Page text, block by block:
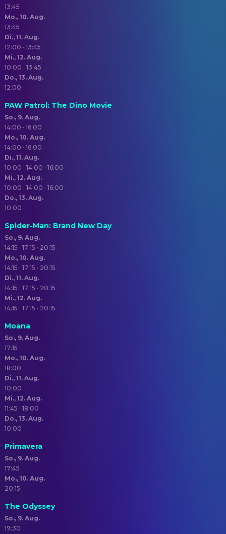
13:45
Mo., 10. Aug.
13:45
Di., 11. Aug.
12:00 · 13:45
Mi., 12. Aug.
10:00 · 13:45
Do., 13. Aug.
12:00
PAW Patrol: The Dino Movie
So., 9. Aug.
14:00 · 16:00
Mo., 10. Aug.
14:00 · 16:00
Di., 11. Aug.
10:00 · 14:00 · 16:00
Mi., 12. Aug.
10:00 · 14:00 · 16:00
Do., 13. Aug.
10:00
Spider-Man: Brand New Day
So., 9. Aug.
14:15 · 17:15 · 20:15
Mo., 10. Aug.
14:15 · 17:15 · 20:15
Di., 11. Aug.
14:15 · 17:15 · 20:15
Mi., 12. Aug.
14:15 · 17:15 · 20:15
Moana
So., 9. Aug.
17:15
Mo., 10. Aug.
18:00
Di., 11. Aug.
10:00
Mi., 12. Aug.
11:45 · 18:00
Do., 13. Aug.
10:00
Primavera
So., 9. Aug.
17:45
Mo., 10. Aug.
20:15
The Odyssey
So., 9. Aug.
19:30